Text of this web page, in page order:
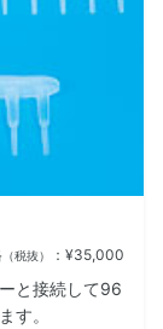
（税抜） ：¥35,000
と接続して96
す。